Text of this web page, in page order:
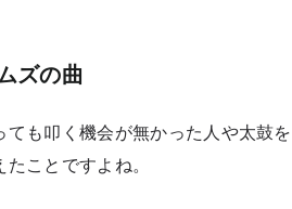
ズの曲
も叩く機会が無かった人や太鼓を
ことですよね。